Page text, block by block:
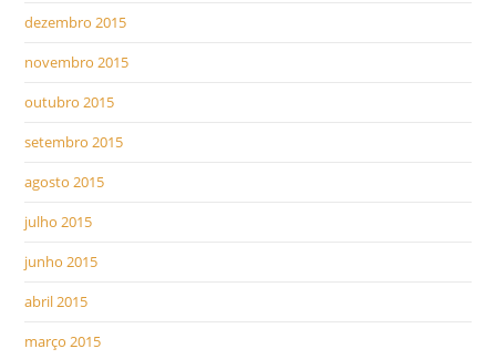
dezembro 2015
novembro 2015
outubro 2015
setembro 2015
agosto 2015
julho 2015
junho 2015
abril 2015
março 2015